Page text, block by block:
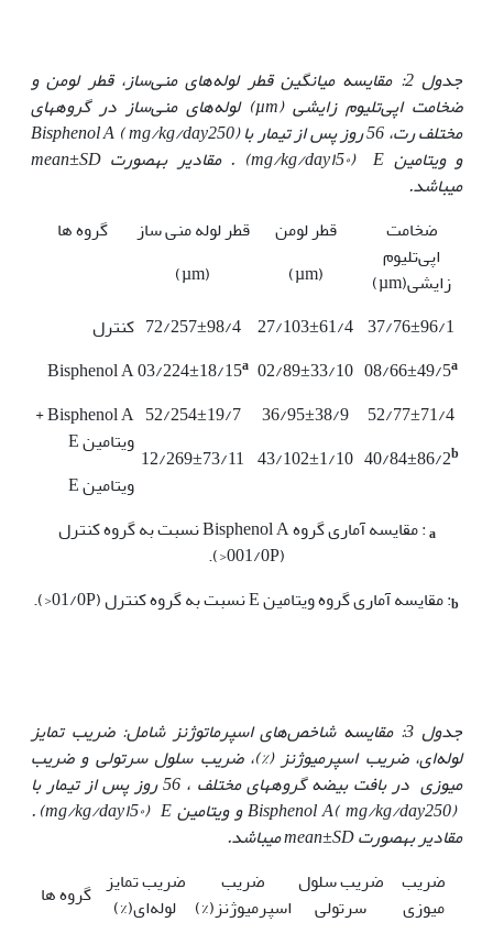
جدول 2: مقایسه میانگین قطر لوله‌های منی‌ساز، قطر لومن و
ضخامت اپی‌تلیوم زایشی (µm)
لوله‌های منی‌ساز در گروه­های
مختلف رت، 56 روز پس از تیمار با
Bisphenol A (mg/kg/day250)
و ویتامین E
(
mg/kg/day١5٠) . مقادیر به‏صورت
mean±SD
می‏باشد.
گروه ها
قطر لوله منی ساز
(µm)
قطر لومن
(µm)
ضخامت
اپی‌تلیوم
زایشی(µm)
کنترل
Bisphenol A
Bisphenol A +
ویتامین E
ویتامین E
72/257±98/4
03/224±18/15a
52/254±19/7
12/269±73/11
27/103±61/4
02/89±33/10
36/95±38/9
43/102±1/10
37/76±96/1
08/66±49/5a
52/77±71/4
40/84±86/2b
a
: مقایسه آماری گروه Bisphenol A نسبت به گروه کنترل
(001/0P<).
b : مقایسه آماری گروه ویتامین E نسبت به گروه کنترل (01/0P<).
جدول 3 : مقایسه شاخص‌های اسپرماتوژنز شامل: ضریب تمایز
لوله‌ای، ضریب اسپرمیوژنز(%)، ضریب سلول سرتولی و ضریب
میوزی در بافت بیضه گروه­های مختلف ، 56 روز پس از تیمار با
Bisphenol A(mg/kg/day250) و ویتامین E
(
mg/kg/day١5٠) .
مقادیر به‏صورتmean±SDمی‏باشد.
گروه ها ضریب تمایز
لوله‌ای(%)
ضریب
اسپرمیوژنز(%)
ضریب سلول
سرتولی
ضریب
میوزی